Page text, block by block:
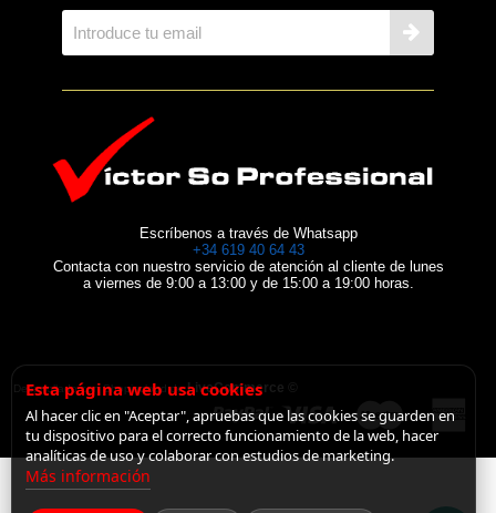
Escríbenos a través de Whatsapp
+34 619 40 64 43
Contacta con nuestro servicio de atención al cliente de lunes
a viernes de 9:00 a 13:00 y de 15:00 a 19:00 horas.
Desarrollado con Shopincloud deLiveCommerce ©
Esta página web usa cookies
Al hacer clic en "Aceptar", apruebas que las cookies se guarden en
tu dispositivo para el correcto funcionamiento de la web, hacer
analíticas de uso y colaborar con estudios de marketing.
Más información